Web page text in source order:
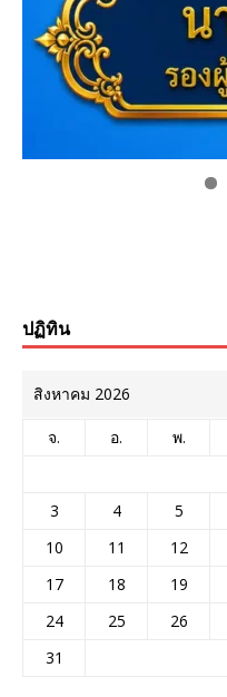
ปฏิทิน
สิงหาคม 2026
จ. อ. พ.
3
4 5
10
11 12
17
18 19
24
25 26
31